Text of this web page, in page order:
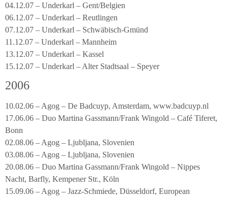
04.12.07 – Underkarl – Gent/Belgien
06.12.07 – Underkarl – Reutlingen
07.12.07 – Underkarl – Schwäbisch-Gmünd
11.12.07 – Underkarl – Mannheim
13.12.07 – Underkarl – Kassel
15.12.07 – Underkarl – Alter Stadtsaal – Speyer
2006
10.02.06 – Agog – De Badcuyp, Amsterdam, www.badcuyp.nl
17.06.06 – Duo Martina Gassmann/Frank Wingold – Café Tiferet,
Bonn
02.08.06 – Agog – Ljubljana, Slovenien
03.08.06 – Agog – Ljubljana, Slovenien
20.08.06 – Duo Martina Gassmann/Frank Wingold – Nippes
Nacht, Barfly, Kempener Str., Köln
15.09.06 – Agog – Jazz-Schmiede, Düsseldorf, European